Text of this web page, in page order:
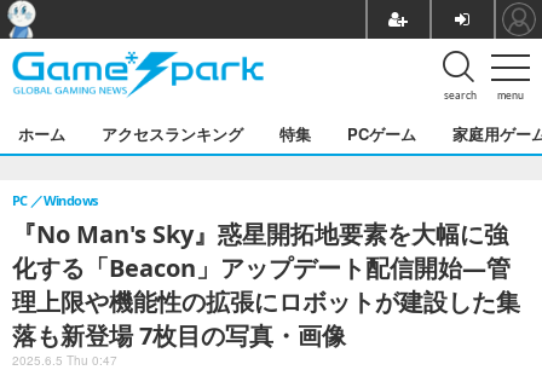
menu
search
ホーム アクセスランキング 特集 PCゲーム 家庭用ゲー
『No Man's Sky』惑星開拓地要素を大幅に強
化する「Beacon」アップデート配信開始―管
理上限や機能性の拡張にロボットが建設した集
落も新登場 7枚目の写真・画像
PC Windows
2025.6.5 Thu 0:47